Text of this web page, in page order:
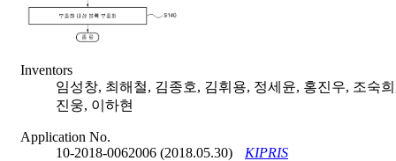
Inventors
임성창, 최해철, 김종호, 김휘용, 정세윤, 홍진우, 조숙
진웅, 이하현
Application No.
10-2018-0062006 (2018.05.30)
KIPRIS